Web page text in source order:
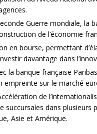
Guerre mondiale, la
de l’économie
en bourse, permettant
davantage dans
la banque française
empreinte sur le marché
de
succursales dans plusieurs
Asie et Amérique.